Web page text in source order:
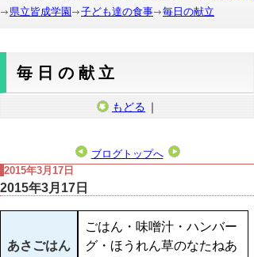
県立皆成学園
子ども達の食事 毎日の献立
毎日の献立
もどる ｜
ブログトップへ
2015年3月17日
2015年3月17日
あさごはん
ごはん・味噌汁・ハンバー
グ・ほうれん草のなたねあ